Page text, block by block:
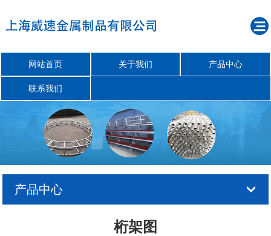
网站首页 关于我们 产品中心
联系我们
产品中心
桁架图